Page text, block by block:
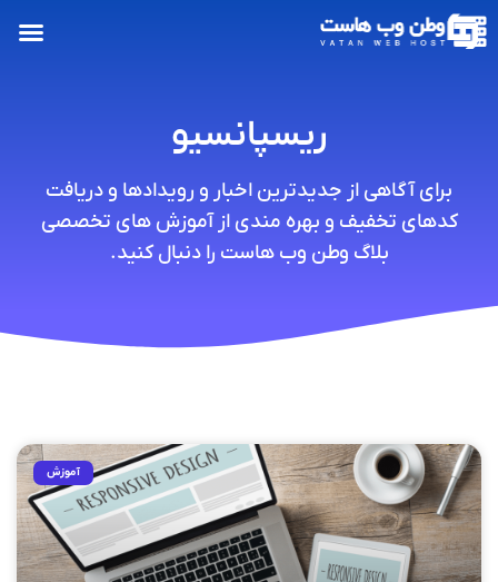
ریسپانسیو
برای آگاهی از جدیدترین اخبار و رویدادها و دریافت
کدهای تخفیف و بهره مندی از آموزش های تخصصی
بلاگ وطن وب هاست را دنبال کنید.
آموزش